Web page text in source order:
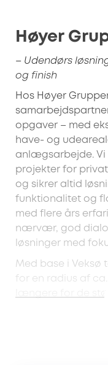
Høyer
– Udendørs
og finish
Hos Høyer
opgaver – med
have- og
anlægsarbejde. Vi
projekter for
og sikrer altid
funktionalitet og
med flere års
nærvær, god
løsninger med
Med base i Veksø
for en radius af
længere for de